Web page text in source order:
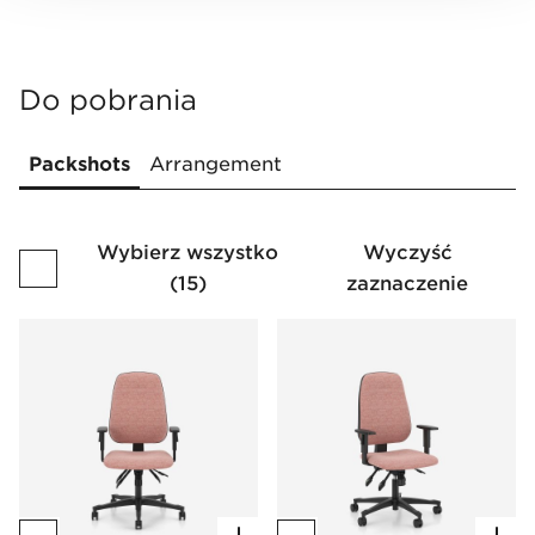
Do pobrania
Packshots Arrangement
Wybierz wszystko
(15)
Wyczyść
zaznaczenie